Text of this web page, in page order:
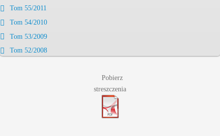
Tom 55/2011
Tom 54/2010
Tom 53/2009
Tom 52/2008
Pobierz
streszczenia